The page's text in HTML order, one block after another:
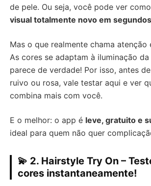
de pele. Ou seja, você pode ver
visual totalmente novo em segundos
Mas o que realmente chama atenção
As cores se adaptam à iluminação
parece de verdade! Por isso, antes
ruivo ou rosa, vale testar aqui e ver
combina mais com você.
E o melhor: o app é leve, gratuito e
ideal para quem não quer
💫 2. Hairstyle Try On –
cores instantaneamente!